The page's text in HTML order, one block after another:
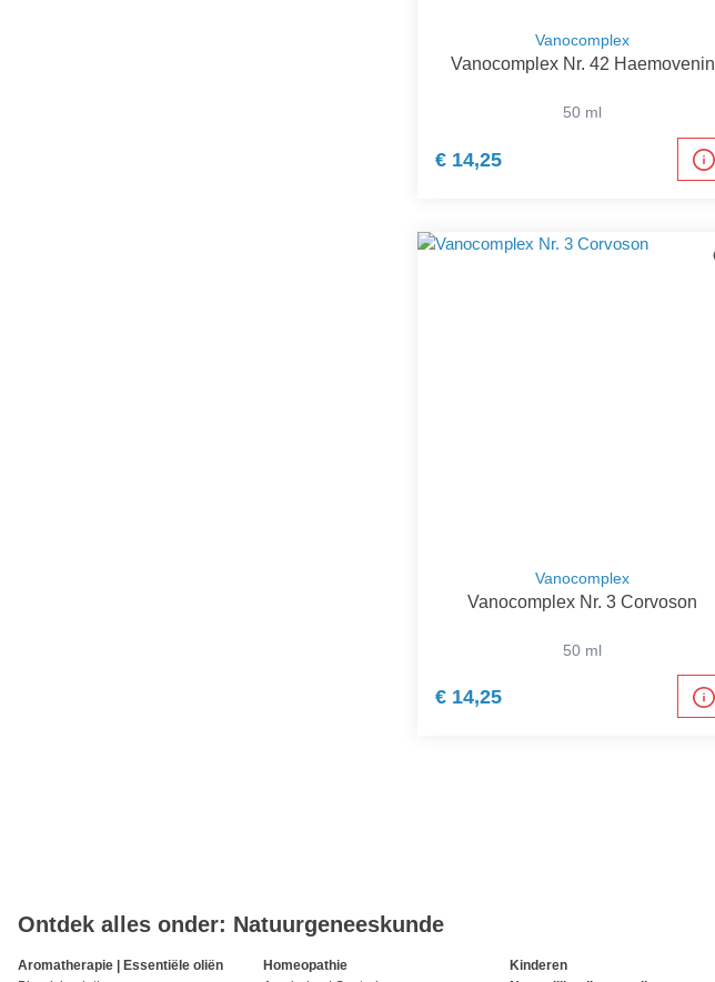
Vanocomplex
Vanocomplex Nr. 42 Haemovenin
50 ml
€ 14,25
Vanocomplex
Vanocomplex Nr. 3 Corvoson
50 ml
€ 14,25
Ontdek alles onder: Natuurgeneeskunde
Aromatherapie | Essentiële oliën
Homeopathie
Kinderen